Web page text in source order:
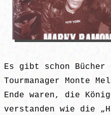
Es gibt schon
Tourmanager Monte
Ende waren, die
verstanden wie die